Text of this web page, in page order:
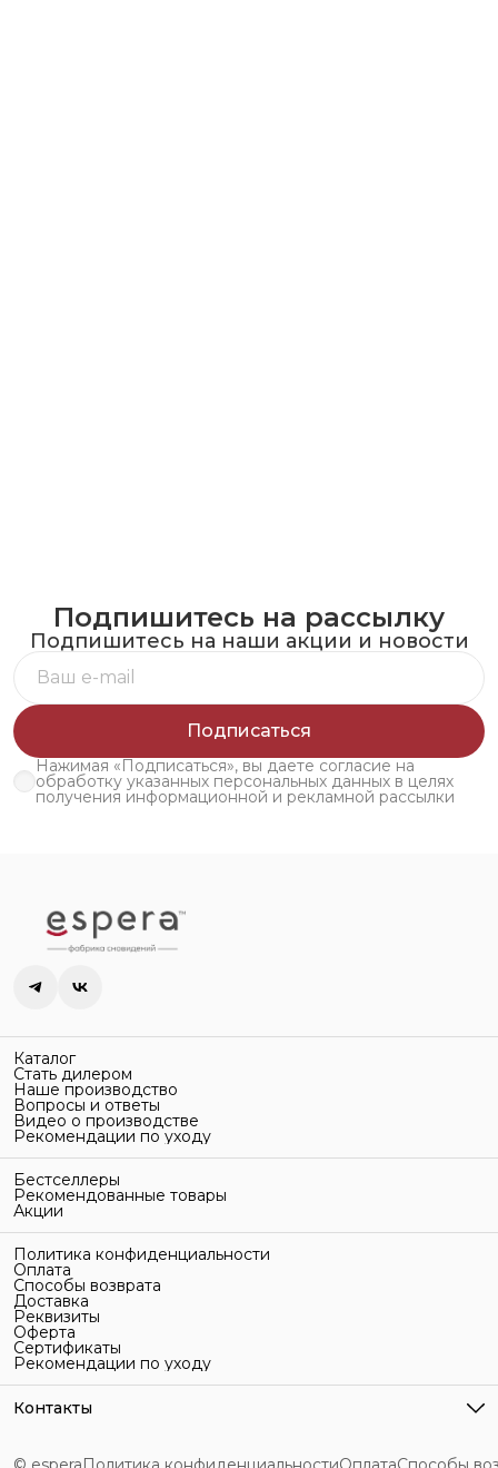
Подпишитесь на рассылку
Подпишитесь на наши акции и новости
Подписаться
Нажимая «Подписаться», вы даете согласие на
обработку указанных персональных данных в целях
получения информационной и рекламной рассылки
Каталог
Стать дилером
Наше производство
Вопросы и ответы
Видео о производстве
Рекомендации по уходу
Бестселлеры
Рекомендованные товары
Акции
Политика конфиденциальности
Оплата
Способы возврата
Доставка
Реквизиты
Оферта
Сертификаты
Рекомендации по уходу
Контакты